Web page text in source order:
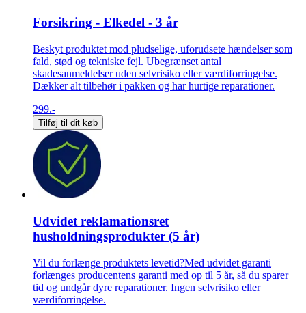
Forsikring - Elkedel - 3 år
Beskyt produktet mod pludselige, uforudsete hændelser som
fald, stød og tekniske fejl. Ubegrænset antal
skadesanmeldelser uden selvrisiko eller værdiforringelse.
Dækker alt tilbehør i pakken og har hurtige reparationer.
299.-
Tilføj til dit køb
Udvidet reklamationsret
husholdningsprodukter (5 år)
Vil du forlænge produktets levetid?Med udvidet garanti
forlænges producentens garanti med op til 5 år, så du sparer
tid og undgår dyre reparationer. Ingen selvrisiko eller
værdiforringelse.